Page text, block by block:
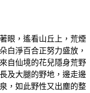
眼，遙看山丘上，荒煙
白淨百合正努力盛放，
自仙境的花兒隱身荒野
及大腿的野地，邊走邊
，如此野性又出塵的整